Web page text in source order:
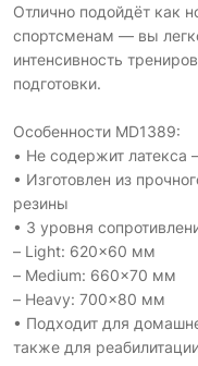
Отлично подойдёт как
спортсменам — вы
интенсивность
подготовки.
Особенности MD1389:
• Не содержит латекса
• Изготовлен из
резины
• 3 уровня
– Light: 620×60 мм
– Medium: 660×70 мм
– Heavy: 700×80 мм
• Подходит для
также для